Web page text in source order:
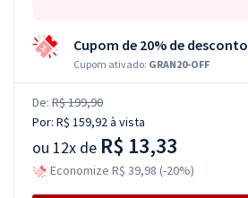
Cupom de 20% de desconto
Cupom ativado: GRAN20-OFF
De: R$ 199,90
Por: R$ 159,92à vista
ou 12x de R$ 13,33
Economize R$ 39,98 (-20%)